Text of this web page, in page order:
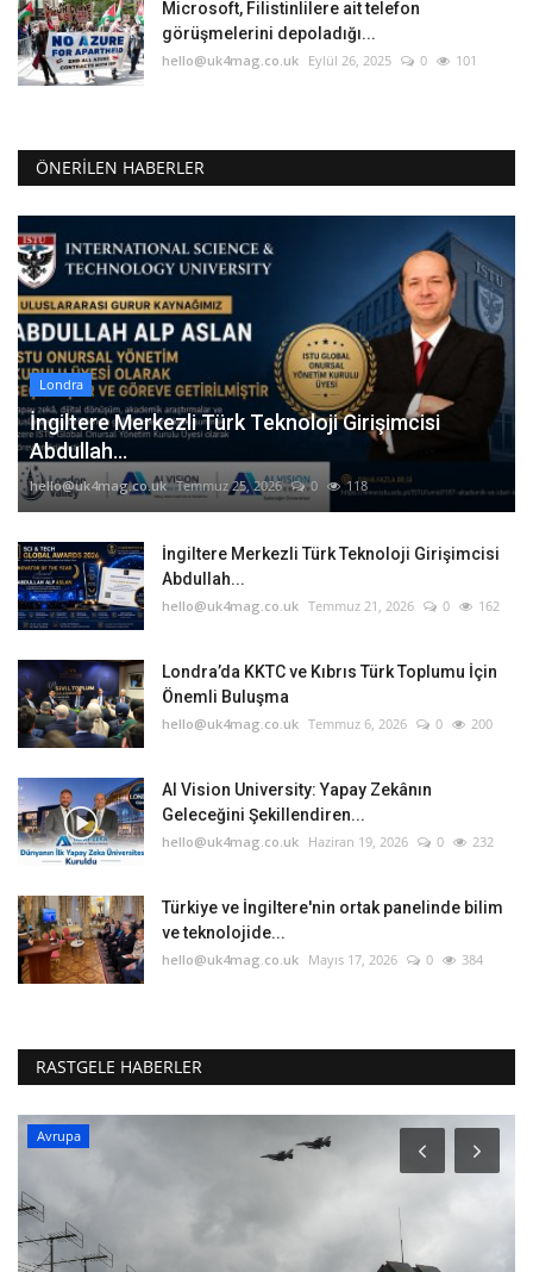
Microsoft, Filistinlilere ait telefon
görüşmelerini depoladığı...
hello@uk4mag.co.uk Eylül 26, 2025 0 101
ÖNERILEN HABERLER
Londra
İngiltere Merkezli Türk Teknoloji Girişimcisi
Abdullah...
hello@uk4mag.co.uk Temmuz 25, 2026 0 118
İngiltere Merkezli Türk Teknoloji Girişimcisi
Abdullah...
hello@uk4mag.co.uk Temmuz 21, 2026 0 162
Londra’da KKTC ve Kıbrıs Türk Toplumu İçin
Önemli Buluşma
hello@uk4mag.co.uk Temmuz 6, 2026 0 200
AI Vision University: Yapay Zekânın
Geleceğini Şekillendiren...
hello@uk4mag.co.uk Haziran 19, 2026 0 232
Türkiye ve İngiltere'nin ortak panelinde bilim
ve teknolojide...
hello@uk4mag.co.uk Mayıs 17, 2026 0 384
RASTGELE HABERLER
Avrupa